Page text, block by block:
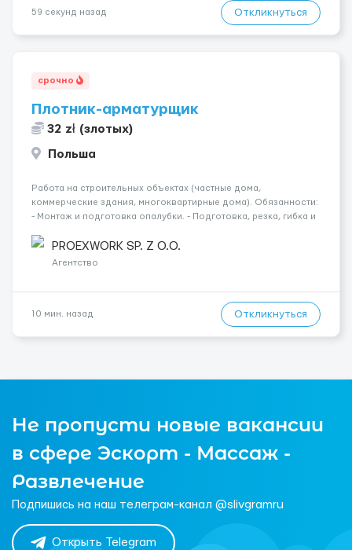
59 секунд назад Откликнуться
срочно
Плотник-арматурщик
32 zł (злотых)
Польша
Работа на строительных объектах (частные дома,
коммерческие здания, многоквартирные дома). Обязанности:
- Монтаж и подготовка опалубки. - Подготовка, резка, гибка и
Связка арматурных стержней. - Заливка бетона. - Демонтаж
опалубки после за...
PROEXWORK SP. Z O.O.
Агентство
10 мин. назад Откликнуться
Не пропусти новые вакансии
в сфере Эскорт - Массаж -
Развлечение
Подпишись на наш телеграм-канал @slivgramru
Открыть Telegram